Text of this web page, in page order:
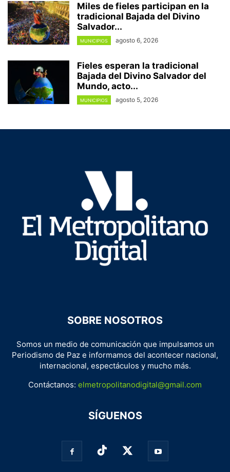
Miles de fieles participan en la
tradicional Bajada del Divino
Salvador...
MUNICIPIOS agosto 6, 2026
Fieles esperan la tradicional
Bajada del Divino Salvador del
Mundo, acto...
MUNICIPIOS agosto 5, 2026
SOBRE NOSOTROS
Somos un medio de comunicación que impulsamos un
Periodismo de Paz e informamos del acontecer nacional,
internacional, espectáculos y mucho más.
Contáctanos: elmetropolitanodigital@gmail.com
SÍGUENOS